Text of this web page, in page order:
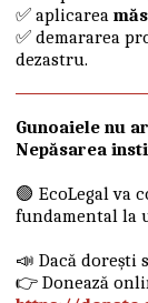
✅ aplicarea
✅ demararea
dezastru.
Gunoaiele nu
Nepăsarea
🟢 EcoLegal va
fundamental la
📣 Dacă dorești
👉 Donează